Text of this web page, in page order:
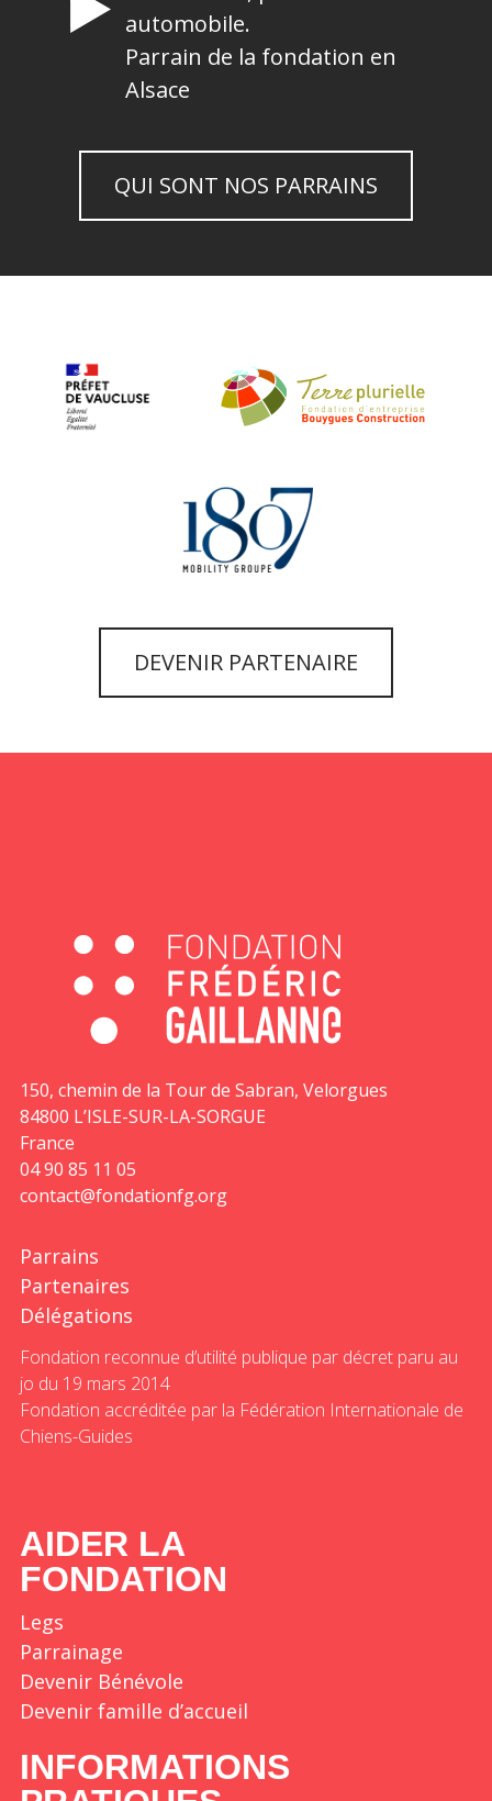
automobile.
Parrain de la fondation en
Alsace
QUI SONT NOS PARRAINS
DEVENIR PARTENAIRE
150, chemin de la Tour de Sabran, Velorgues
84800 L’ISLE-SUR-LA-SORGUE
France
04 90 85 11 05
contact@fondationfg.org
Parrains
Partenaires
Délégations
Fondation reconnue d’utilité publique par décret paru au
jo du 19 mars 2014
Fondation accréditée par la Fédération Internationale de
Chiens-Guides
AIDER LA
FONDATION
Legs
Parrainage
Devenir Bénévole
Devenir famille d’accueil
INFORMATIONS